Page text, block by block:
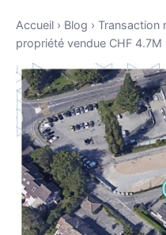
Accueil › Blog › Transaction
propriété vendue CHF 4.7M